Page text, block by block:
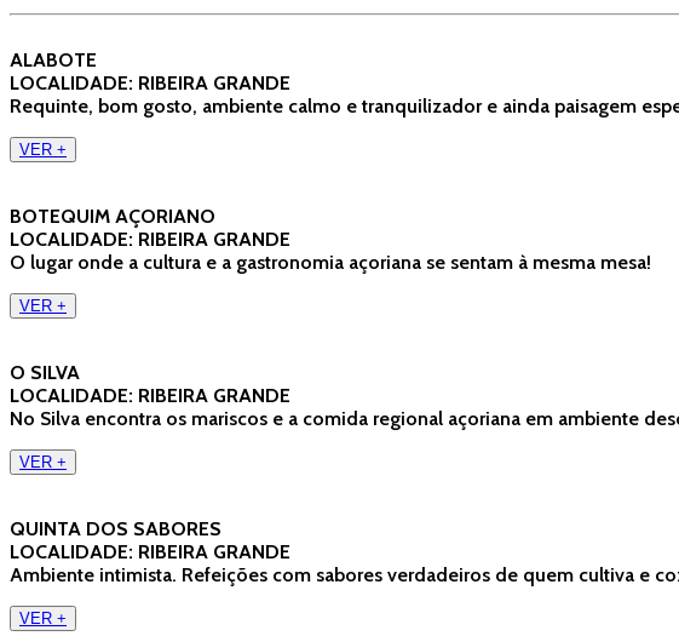
ALABOTE
LOCALIDADE: RIBEIRA GRANDE
Requinte, bom gosto, ambiente calmo e tranquilizador e ainda paisagem
VER +
BOTEQUIM AÇORIANO
LOCALIDADE: RIBEIRA GRANDE
O lugar onde a cultura e a gastronomia açoriana se sentam à mesma mesa!
VER +
O SILVA
LOCALIDADE: RIBEIRA GRANDE
No Silva encontra os mariscos e a comida regional açoriana em ambiente
VER +
QUINTA DOS SABORES
LOCALIDADE: RIBEIRA GRANDE
Ambiente intimista. Refeições com sabores verdadeiros de quem cultiva e
VER +